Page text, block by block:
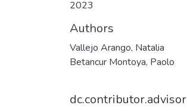
2023
Authors
Vallejo Arango, Natalia
Betancur Montoya, Paolo
dc.contributor.advisor